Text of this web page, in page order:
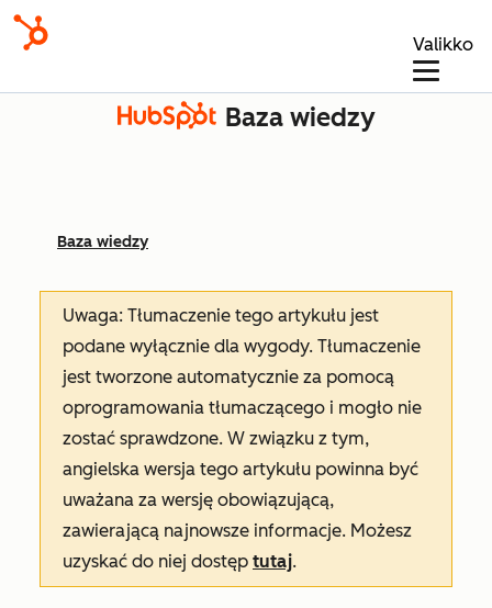
Valikko
Baza wiedzy
Baza wiedzy
Uwaga: Tłumaczenie tego artykułu jest
podane wyłącznie dla wygody. Tłumaczenie
jest tworzone automatycznie za pomocą
oprogramowania tłumaczącego i mogło nie
zostać sprawdzone. W związku z tym,
angielska wersja tego artykułu powinna być
uważana za wersję obowiązującą,
zawierającą najnowsze informacje. Możesz
uzyskać do niej dostęp tutaj.